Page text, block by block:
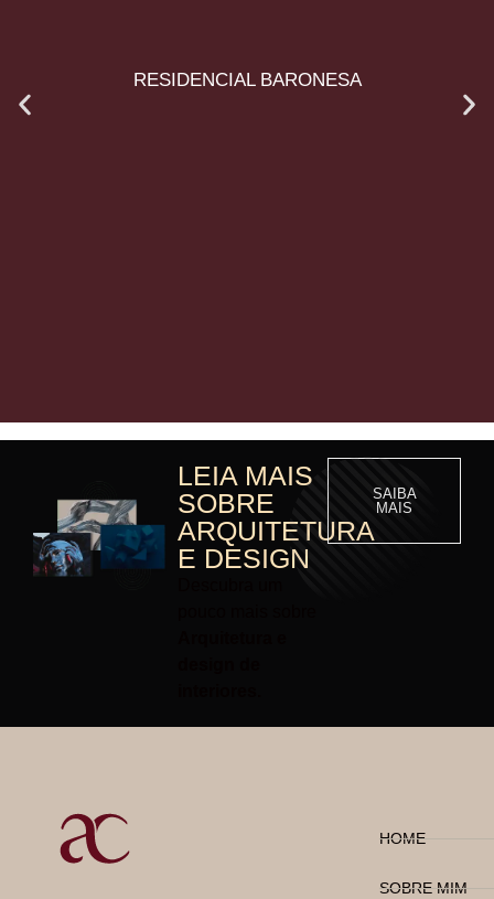
RESIDENCIAL BARONESA
LEIA MAIS
SOBRE
ARQUITETURA
E DESIGN
SAIBA
MAIS
HOME
SOBRE MIM